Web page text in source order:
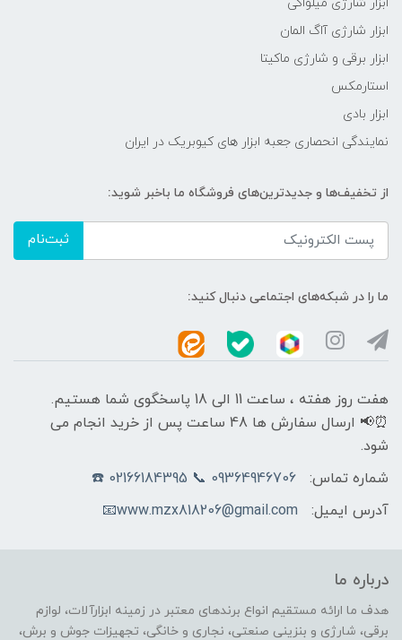
ابزار شارژی آاگ المان
ابزار برقی و شارژی ماکیتا
استارمکس
ابزار بادی
نمایندگی انحصاری جعبه ابزار های کیوبریک در ایران
از تخفیف‌ها و جدیدترین‌های فروشگاه ما باخبر شوید:
ثبت‌نام
ما را در شبکه‌های اجتماعی دنبال کنید:
هفت روز هفته ، ساعت 11 الی 18 پاسخگوی شما هستیم.
⏰📢 ارسال سفارش ها 48 ساعت پس از خرید انجام می
شود.
شماره تماس:
09364946706 📞 02166184395 ☎️
آدرس ایمیل:
www.mzx818206@gmail.com📧
درباره ما
هدف ما ارائه مستقیم انواع برندهای معتبر در زمینه ابزارآلات، لوازم
برقی، شارژی و بنزینی صنعتی، نجاری و خانگی، تجهیزات جوش و برش،